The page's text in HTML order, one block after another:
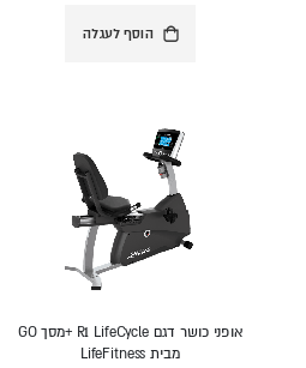
הוסף לעגלה
אופני כושר דגם R1 LifeCycle +מסך GO
מבית LifeFitness